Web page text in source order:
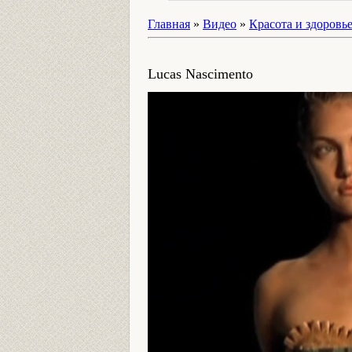
Главная » Видео » Красота и здоровье
Lucas Nascimento